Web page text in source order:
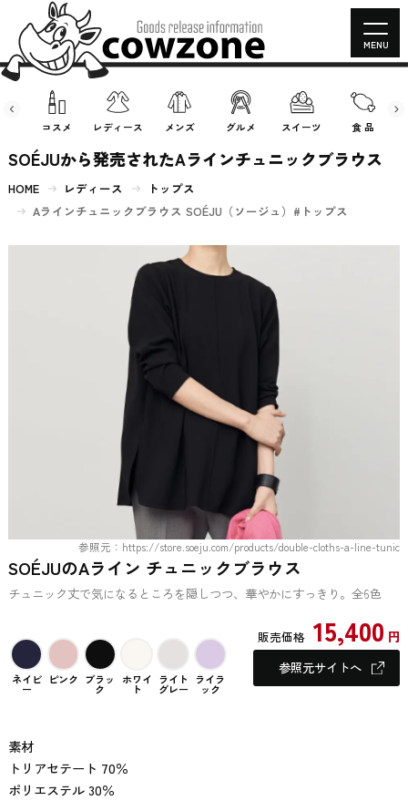
コスメ レディース メンズ グルメ スイーツ 食 品
MENU
SOÉJUから発売されたAラインチュニックブラウス
HOME レディース
トップス
Aラインチュニックブラウス SOÉJU（ソージュ）#トップス
参照元：https://store.soeju.com/products/double-cloths-a-line-tunic
SOÉJUのAライン チュニックブラウス
チュニック丈で気になるところを隠しつつ、華やかにすっきり。全6色
ネイビ
ー
ピンク ブラッ
ク
ホワイ
ト
ライト
グレー
ライラ
ック
販売価格 15,400 円
参照元サイトへ
素材
トリアセテート 70％
ポリエステル 30％